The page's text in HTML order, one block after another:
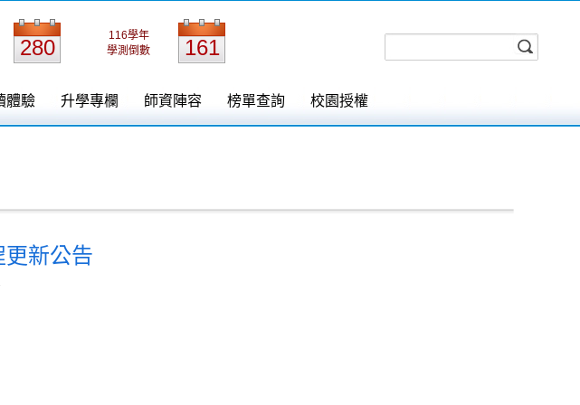
體驗 升學專欄 師資陣容 榜單查詢 校園授權
280
116學年
學測倒數
161
更新公告